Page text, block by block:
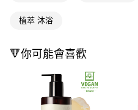
AFTEE先享後付
AFTEE先享後付是「在收到商品之後
１．簡單：不需註冊會員、不需綁卡
２．便利：只要手機號碼，簡訊認證
３．安心：先確認商品／服務後，再
即享券
全家取貨付款
植萃 沐浴
🔻你可能會喜歡